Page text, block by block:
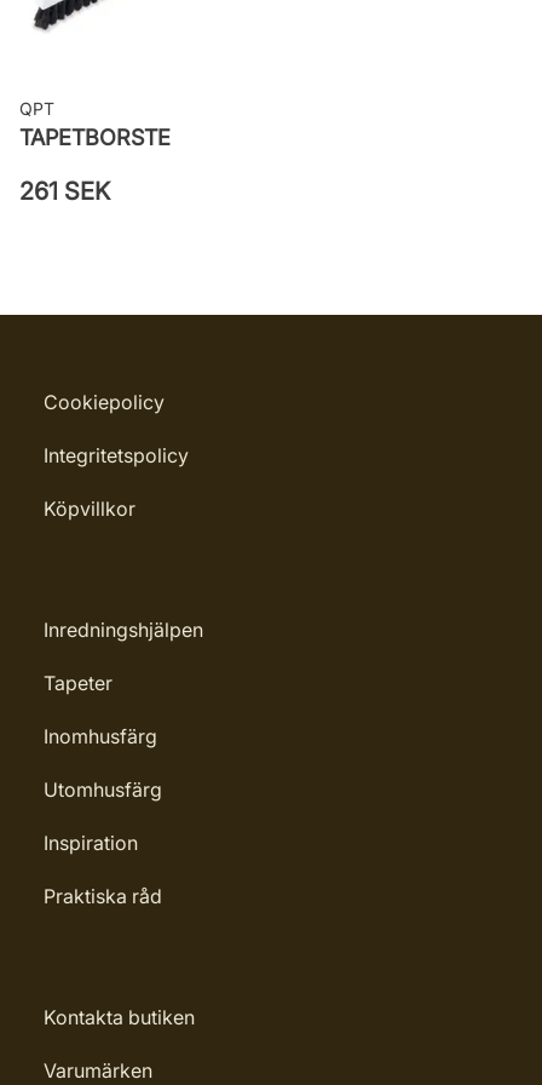
QPT
TAPETBORSTE
261 SEK
Cookiepolicy
Integritetspolicy
Köpvillkor
Inredningshjälpen
Tapeter
Inomhusfärg
Utomhusfärg
Inspiration
Praktiska råd
Kontakta butiken
Varumärken